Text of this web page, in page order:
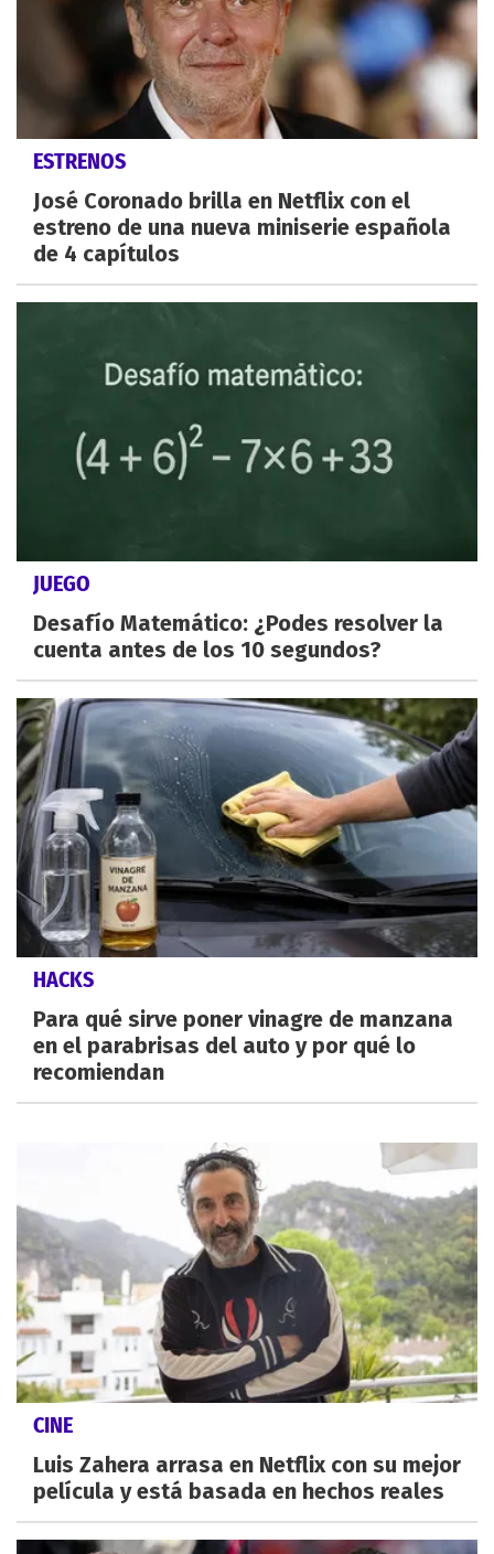
ESTRENOS
José Coronado brilla en Netflix con el
estreno de una nueva miniserie española
de 4 capítulos
JUEGO
Desafío Matemático: ¿Podes resolver la
cuenta antes de los 10 segundos?
HACKS
Para qué sirve poner vinagre de manzana
en el parabrisas del auto y por qué lo
recomiendan
CINE
Luis Zahera arrasa en Netflix con su mejor
película y está basada en hechos reales